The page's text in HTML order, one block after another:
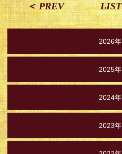
＜ PREV LIST
2026年
2025年
2024年
2023年